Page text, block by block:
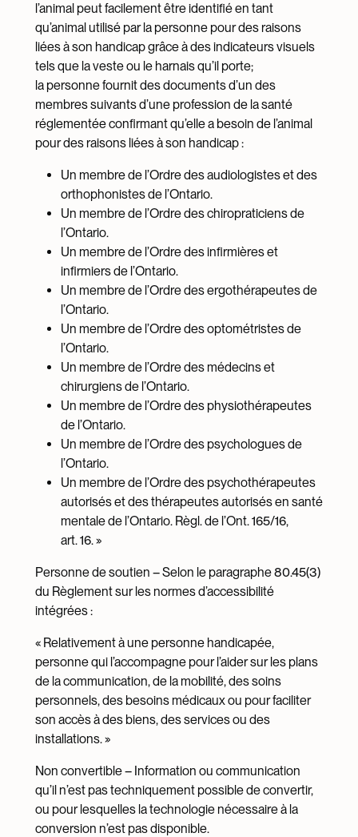
l’animal peut facilement être identifié en tant
qu’animal utilisé par la personne pour des raisons
liées à son handicap grâce à des indicateurs visuels
tels que la veste ou le harnais qu’il porte;
la personne fournit des documents d’un des
membres suivants d’une profession de la santé
réglementée confirmant qu’elle a besoin de l’animal
pour des raisons liées à son handicap :
Un membre de l’Ordre des audiologistes et des
orthophonistes de l’Ontario.
Un membre de l’Ordre des chiropraticiens de
l’Ontario.
Un membre de l’Ordre des infirmières et
infirmiers de l’Ontario.
Un membre de l’Ordre des ergothérapeutes de
l’Ontario.
Un membre de l’Ordre des optométristes de
l’Ontario.
Un membre de l’Ordre des médecins et
chirurgiens de l’Ontario.
Un membre de l’Ordre des physiothérapeutes
de l’Ontario.
Un membre de l’Ordre des psychologues de
l’Ontario.
Un membre de l’Ordre des psychothérapeutes
autorisés et des thérapeutes autorisés en santé
mentale de l’Ontario. Règl. de l’Ont. 165/16,
art. 16. »
Personne de soutien – Selon le paragraphe 80.45(3)
du Règlement sur les normes d’accessibilité
intégrées :
« Relativement à une personne handicapée,
personne qui l’accompagne pour l’aider sur les plans
de la communication, de la mobilité, des soins
personnels, des besoins médicaux ou pour faciliter
son accès à des biens, des services ou des
installations. »
Non convertible – Information ou communication
qu’il n’est pas techniquement possible de convertir,
ou pour lesquelles la technologie nécessaire à la
conversion n’est pas disponible.